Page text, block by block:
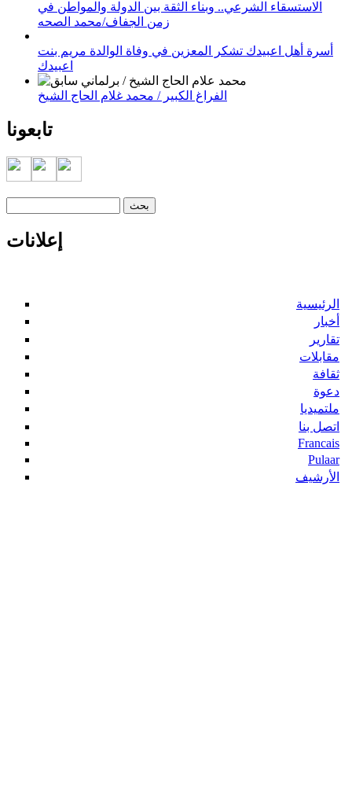
الاستسقاء الشرعي.. وبناء الثقة بين الدولة والمواطن في
زمن الجفاف/محمد الصحه
أسرة أهل اعبيدك تشكر المعزين في وفاة الوالدة مريم بنت
اعبيدك
الفراغ الكبير / محمد غلام الحاج الشيخ
تابعونا
إعلانات
الرئيسية
أخبار
تقارير
مقابلات
ثقافة
دعوة
ملتميديا
اتصل بنا
Francais
Pulaar
الأرشيف